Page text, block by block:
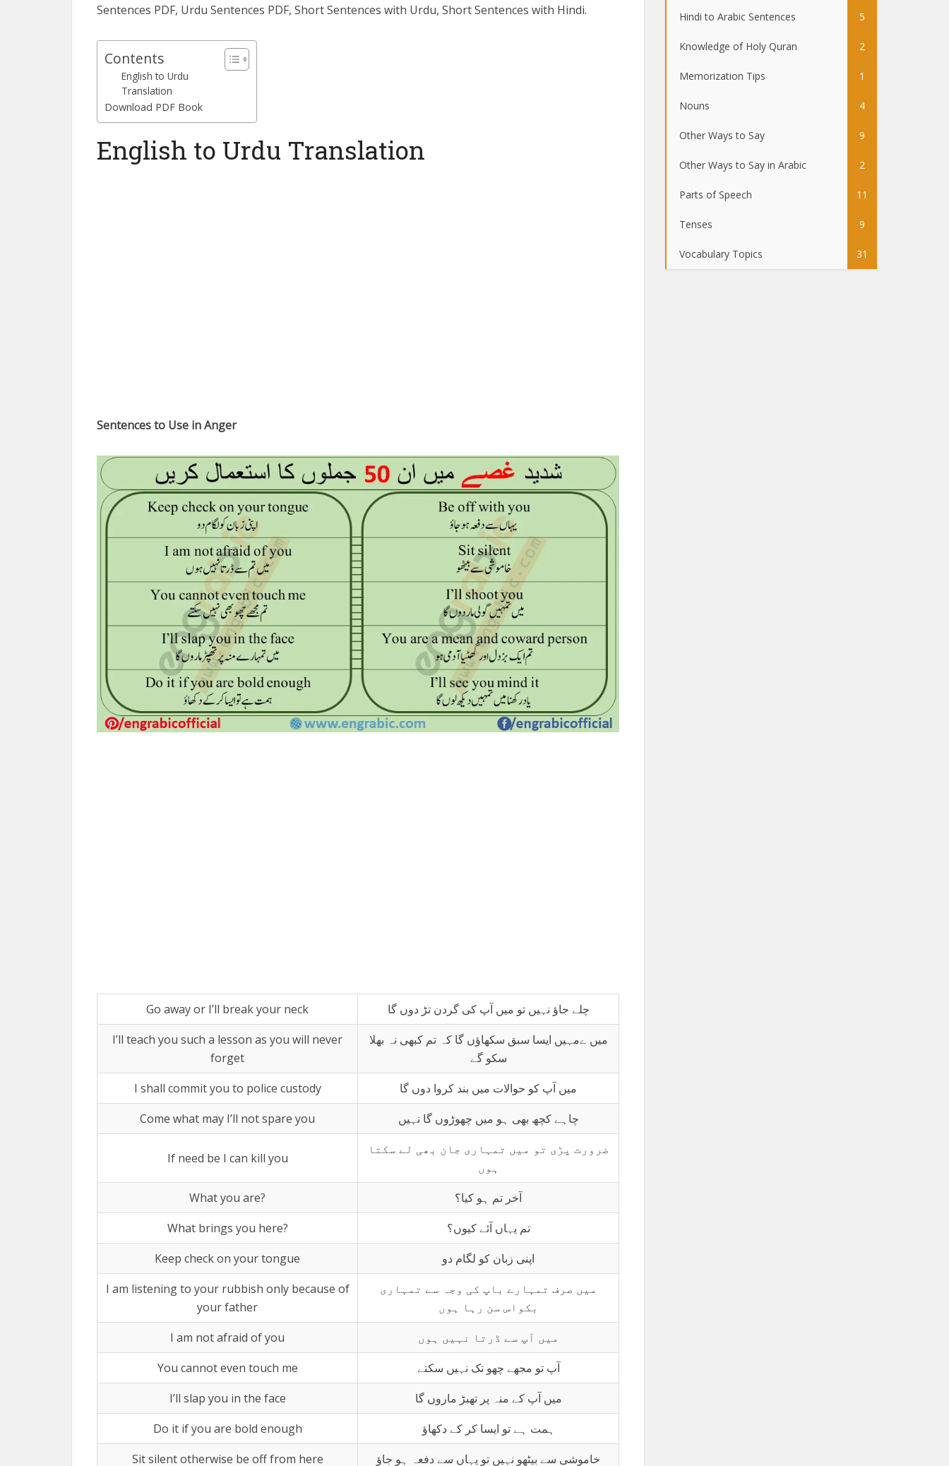
Sentences PDF, Urdu Sentences PDF, Short Sentences with Urdu, Short Sentences with Hindi.
Contents
English to Urdu
Translation
Download PDF Book
English to Urdu Translation
Sentences to Use in Anger
Go away or I’ll break your neck
چلے جاؤ نہیں تو میں آپ کی گردن تڑ دوں گا
I’ll teach you such a lesson as you will never
forget
میں ےمہیں ایسا سبق سکھاؤں گا کہ تم کبھی نہ بھلا
سکو گے
I shall commit you to police custody
میں آپ کو حوالات میں بند کروا دوں گا
Come what may I’ll not spare you
چاہے کچھ بھی ہو میں چھوڑوں گا نہیں
If need be I can kill you
ضرورت پڑی تو میں تمہاری جان بھی لے سکتا
ہوں
What you are?
آخر تم ہو کیا؟
What brings you here?
تم یہاں آئے کیوں؟
Keep check on your tongue
اپنی زبان کو لگام دو
I am listening to your rubbish only because of
your father
میں صرف تمہارے باپ کی وجہ سے تمہاری
بکواس سن رہا ہوں
I am not afraid of you
میں آپ سے ڈرتا نہیں ہوں
You cannot even touch me
آپ تو مجھے چھو تک نہیں سکتے
I’ll slap you in the face
میں آپ کے منہ پر تھبڑ ماروں گا
Do it if you are bold enough
ہمت ہے تو ایسا کر کے دکھاؤ
Sit silent otherwise be off from here
خاموشی سے بیٹھو نہیں تو یہاں سے دفعہ ہو جاؤ
Hindi to Arabic Sentences 5
Knowledge of Holy Quran 2
Memorization Tips 1
Nouns 4
Other Ways to Say 9
Other Ways to Say in Arabic 2
Parts of Speech 11
Tenses 9
Vocabulary Topics 31